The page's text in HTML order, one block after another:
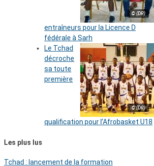
© (DR)
entraîneurs pour la Licence D
fédérale à Sarh
© (DR)
Le Tchad
décroche
sa toute
première
qualification pour l’Afrobasket U18
Les plus lus
Tchad : lancement de la formation